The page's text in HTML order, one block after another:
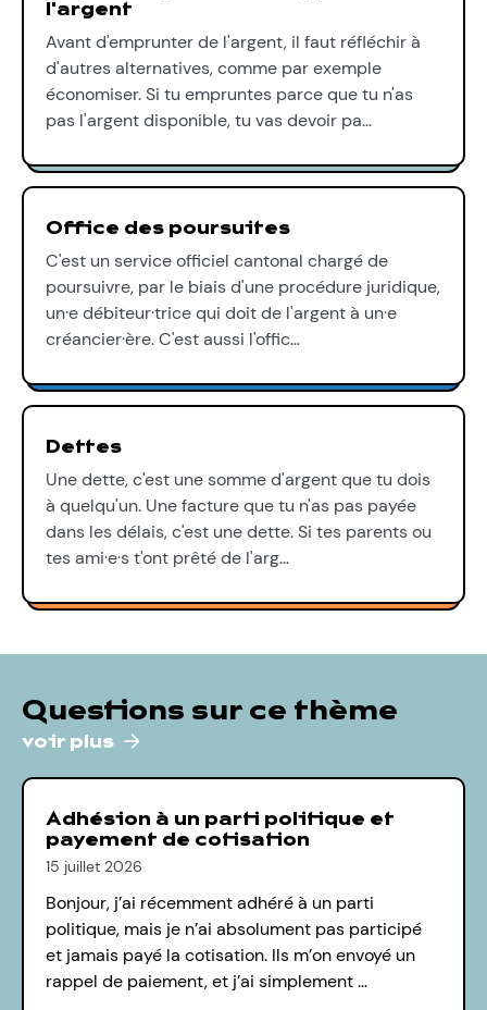
l'argent
Avant d'emprunter de l'argent, il faut réfléchir à
d'autres alternatives, comme par exemple
économiser. Si tu empruntes parce que tu n'as
pas l'argent disponible, tu vas devoir pa…
Office des poursuites
C'est un service officiel cantonal chargé de
poursuivre, par le biais d'une procédure juridique,
un·e débiteur·trice qui doit de l'argent à un·e
créancier·ère. C'est aussi l'offic…
Dettes
Une dette, c'est une somme d'argent que tu dois
à quelqu'un. Une facture que tu n'as pas payée
dans les délais, c'est une dette. Si tes parents ou
tes ami·e·s t'ont prêté de l'arg…
Questions sur ce thème
voir plus
Adhésion à un parti politique et
payement de cotisation
15 juillet 2026
Bonjour, j’ai récemment adhéré à un parti
politique, mais je n’ai absolument pas participé
et jamais payé la cotisation. Ils m’on envoyé un
rappel de paiement, et j’ai simplement …